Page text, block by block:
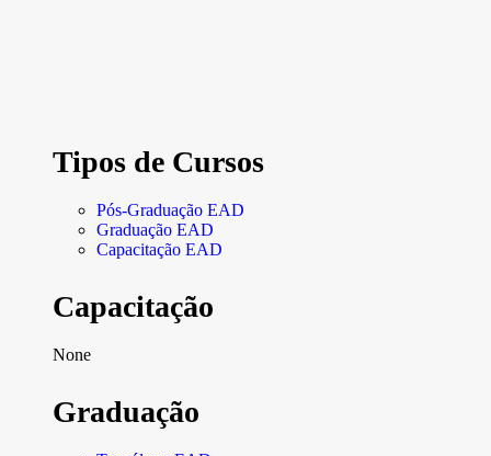
Tipos de Cursos
Pós-Graduação EAD
Graduação EAD
Capacitação EAD
Capacitação
None
Graduação